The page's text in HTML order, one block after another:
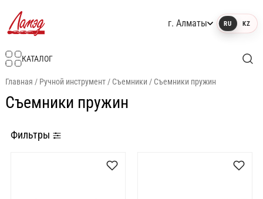
г. Алматы RU KZ
КАТАЛОГ
Главная / Ручной инструмент/ Съемники / Съемники пружин
Съемники пружин
Фильтры